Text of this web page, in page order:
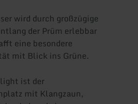
wird durch großzügige
der Prüm erlebbar
eine besondere
mit Blick ins Grüne.
ist der
mit Klangzaun,